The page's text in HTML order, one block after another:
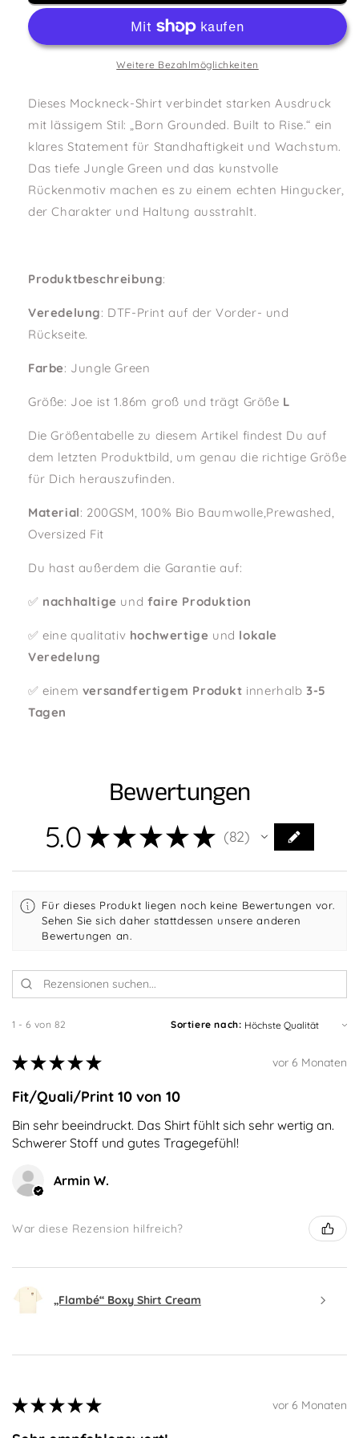
Shirt
Green
Shirt
Jungle
Green
Weitere Bezahlmöglichkeiten
Dieses Mockneck-Shirt verbindet starken Ausdruck
mit lässigem Stil: „Born Grounded. Built to Rise.“ ein
klares Statement für Standhaftigkeit und Wachstum.
Das tiefe Jungle Green und das kunstvolle
Rückenmotiv machen es zu einem echten Hingucker,
der Charakter und Haltung ausstrahlt.
Produktbeschreibung:
Veredelung: DTF-Print auf der Vorder- und
Rückseite.
Farbe: Jungle Green
Größe: Joe ist 1.86m groß und trägt Größe L
Die Größentabelle zu diesem Artikel findest Du auf
dem letzten Produktbild, um genau die richtige Größe
für Dich herauszufinden.
Material: 200GSM, 100% Bio Baumwolle,Prewashed,
Oversized Fit
Du hast außerdem die Garantie auf:
✅ nachhaltige und faire Produktion
✅ eine qualitativ hochwertige und lokale
Veredelung
✅ einem versandfertigem Produkt innerhalb3-5
Tagen
Bewertungen
5.0★★★★ ★ 82
82
Für dieses Produkt liegen noch keine Bewertungen vor.
Sehen Sie sich daher stattdessen unsere anderen
Bewertungen an.
1 - 6 von 82 Sortiere nach:
★ ★ ★ ★ ★ vor 6 Monaten
Fit/Quali/Print 10 von 10
Bin sehr beeindruckt. Das Shirt fühlt sich sehr wertig an.
Schwerer Stoff und gutes Tragegefühl!
Armin W.
War diese Rezension hilfreich?
„Flambé“ Boxy Shirt Cream
★ ★ ★ ★ ★ vor 6 Monaten